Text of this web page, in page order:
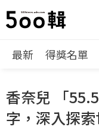
最新 得獎名單
香奈兒 「
字，深入探